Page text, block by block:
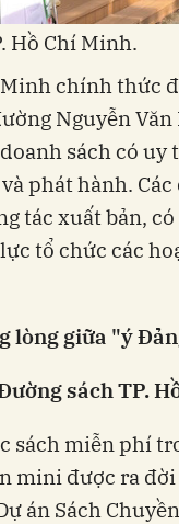
Hồ Chí Minh.
chính thức
Nguyễn
sách có
phát hành.
tác xuất bản,
tổ chức các
lòng giữa "ý
sách TP.
sách miễn phí
mini được ra đời
án Sách